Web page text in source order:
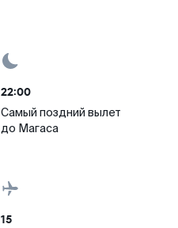
22:00
Самый поздний вылет
до Магаса
15